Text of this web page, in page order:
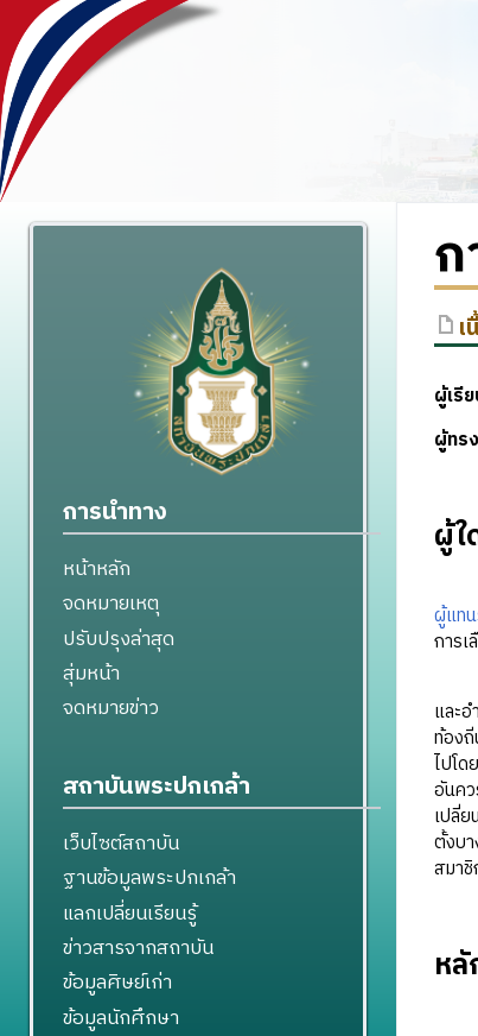
ผู้เรี
ผู้ทร
ผู้ใ
กา
ผู้แท
การ
อง
และ
ท้อง
ไปโ
อันค
เปลี่
ตั้งบ
สมา
ห
เก
การนำทาง
หน้าหลัก
จดหมายเหตุ
ปรับปรุงล่าสุด
สุ่มหน้า
จดหมายข่าว
สถาบันพระปกเกล้า
เว็บไซต์สถาบัน
ฐานข้อมูลพระปกเกล้า
แลกเปลี่ยนเรียนรู้
ข่าวสารจากสถาบัน
ข้อมูลศิษย์เก่า
ข้อมูลนักศึกษา